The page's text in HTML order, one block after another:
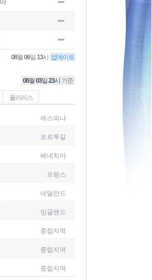
08월06일13시 업데이트
08월 03일 23시 기준
폴라리스
에스파냐
포르투갈
베네치아
프랑스
네덜란드
잉글랜드
중립지역
중립지역
중립지역